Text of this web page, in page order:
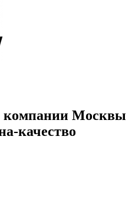
Москвы
качество